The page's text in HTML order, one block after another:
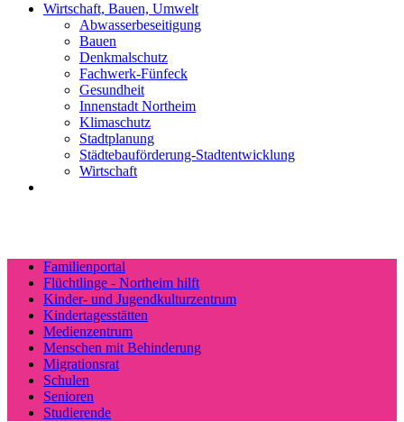
Wirtschaft, Bauen, Umwelt
Abwasserbeseitigung
Bauen
Denkmalschutz
Fachwerk-Fünfeck
Gesundheit
Innenstadt Northeim
Klimaschutz
Stadtplanung
Städtebauförderung-Stadtentwicklung
Wirtschaft
Familienportal
Flüchtlinge - Northeim hilft
Kinder- und Jugendkulturzentrum
Kindertagesstätten
Medienzentrum
Menschen mit Behinderung
Migrationsrat
Schulen
Senioren
Studierende